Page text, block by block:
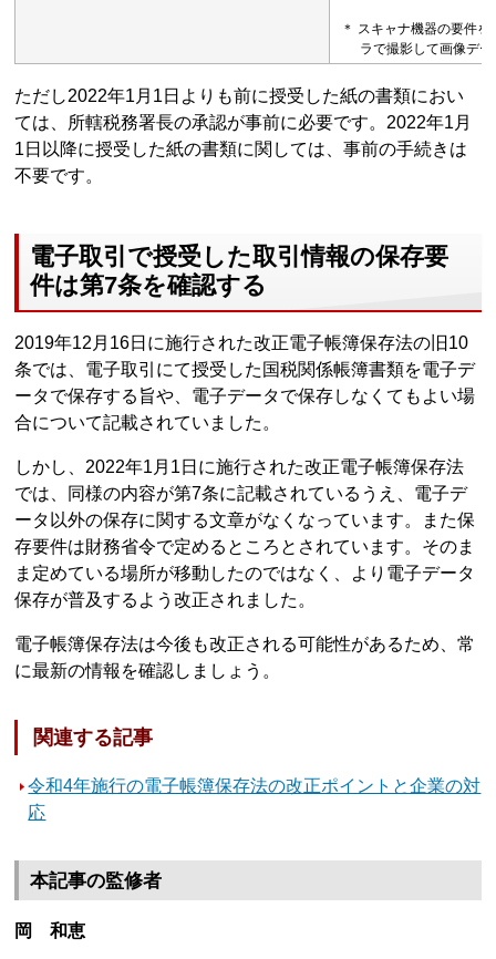
＊ スキャナ機器の要件
ラで撮影して画像デ
ただし2022年1月1日よりも前に授受した紙の書類におい
ては、所轄税務署長の承認が事前に必要です。2022年1月
1日以降に授受した紙の書類に関しては、事前の手続きは
不要です。
電子取引で授受した取引情報の保存要
件は第7条を確認する
2019年12月16日に施行された改正電子帳簿保存法の旧10
条では、電子取引にて授受した国税関係帳簿書類を電子デ
ータで保存する旨や、電子データで保存しなくてもよい場
合について記載されていました。
しかし、2022年1月1日に施行された改正電子帳簿保存法
では、同様の内容が第7条に記載されているうえ、電子デ
ータ以外の保存に関する文章がなくなっています。また保
存要件は財務省令で定めるところとされています。そのま
ま定めている場所が移動したのではなく、より電子データ
保存が普及するよう改正されました。
電子帳簿保存法は今後も改正される可能性があるため、常
に最新の情報を確認しましょう。
関連する記事
令和4年施行の電子帳簿保存法の改正ポイントと企業の対
応
本記事の監修者
岡 和恵